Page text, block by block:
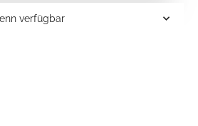
verfügbar